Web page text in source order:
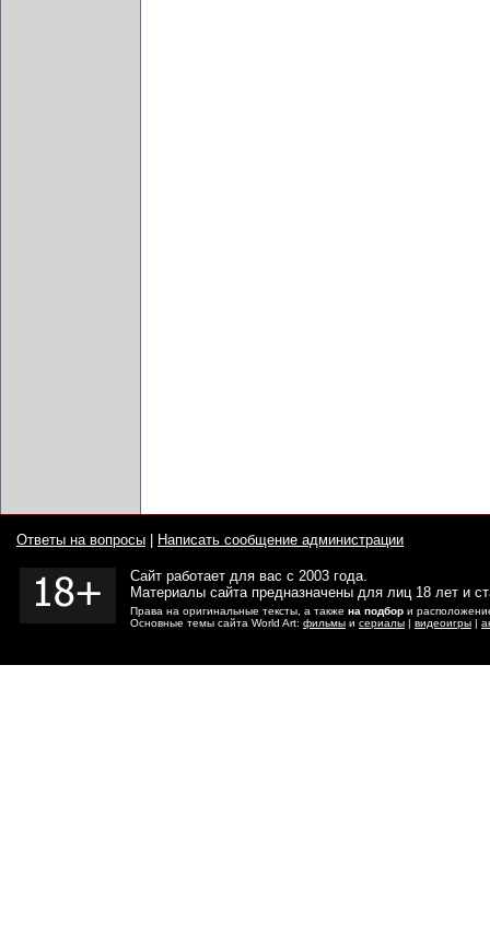
Ответы на вопросы Написать сообщение администрации
Сайт работает для вас с 2003 года.
Материалы сайта предназначены для лиц 18 лет и
Права на оригинальные тексты, а также на подбор и
Основные темы сайта World Art: фильмы и сериалы | видеоигры |